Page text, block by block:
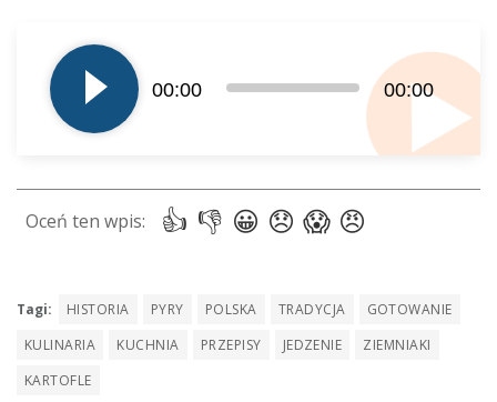
plików
dźwiękowych
00:00 00:00
Tagi: HISTORIA PYRY POLSKA TRADYCJA
GOTOWANIE
KULINARIA
KUCHNIA PRZEPISY JEDZENIE
ZIEMNIAKI
KARTOFLE